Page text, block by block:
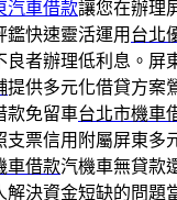
汽車借款讓您在辦理
快速靈活運用 台北
良者辦理低利息。屏
提供多元化借貸方案
款免留車台北市機車
支票信用附屬屏東多
車借款汽機車無貸款
決資金短缺的問題